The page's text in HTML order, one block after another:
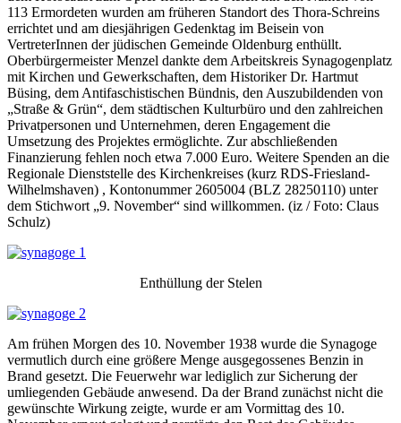
113 Ermordeten wurden am früheren Standort des Thora-Schreins
errichtet und am diesjährigen Gedenktag im Beisein von
VertreterInnen der jüdischen Gemeinde Oldenburg enthüllt.
Oberbürgermeister Menzel dankte dem Arbeitskreis Synagogenplatz
mit Kirchen und Gewerkschaften, dem Historiker Dr. Hartmut
Büsing, dem Antifaschistischen Bündnis, den Auszubildenden von
„Straße & Grün“, dem städtischen Kulturbüro und den zahlreichen
Privatpersonen und Unternehmen, deren Engagement die
Umsetzung des Projektes ermöglichte. Zur abschließenden
Finanzierung fehlen noch etwa 7.000 Euro. Weitere Spenden an die
Regionale Dienststelle des Kirchenkreises (kurz RDS-Friesland-
Wilhelmshaven) , Kontonummer 2605004 (BLZ 28250110) unter
dem Stichwort „9. November“ sind willkommen. (iz / Foto: Claus
Schulz)
Enthüllung der Stelen
Am frühen Morgen des 10. November 1938 wurde die Synagoge
vermutlich durch eine größere Menge ausgegossenes Benzin in
Brand gesetzt. Die Feuerwehr war lediglich zur Sicherung der
umliegenden Gebäude anwesend. Da der Brand zunächst nicht die
gewünschte Wirkung zeigte, wurde er am Vormittag des 10.